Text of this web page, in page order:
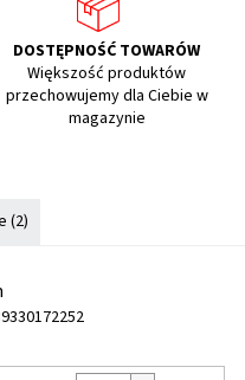
DOSTĘPNOŚĆ TOWARÓW
Większość produktów
przechowujemy dla Ciebie w
magazynie
(2)